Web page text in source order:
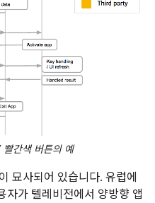
간색 버튼의 예
묘사되어 있습니다. 유럽에
자가 텔레비전에서 양방향 앱